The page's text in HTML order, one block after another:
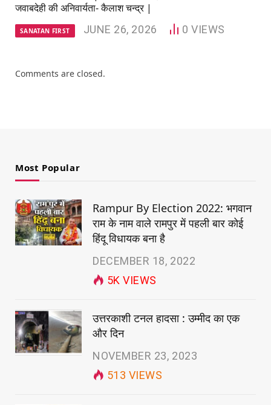
जवाबदेही की अनिवार्यता- कैलाश चन्द्र |
SANATAN FIRST JUNE 26, 2026 0VIEWS
Comments are closed.
Most Popular
Rampur By Election 2022: भगवान
राम के नाम वाले रामपुर में पहली बार कोई
हिंदू विधायक बना है
DECEMBER 18, 2022
5KVIEWS
उत्तरकाशी टनल हादसा : उम्मीद का एक
और दिन
NOVEMBER 23, 2023
513 VIEWS